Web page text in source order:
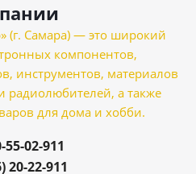
(г. Самара) — это широкий
компонентов,
инструментов, материалов
радиолюбителей, а также
для дома и хобби.
55-02-911
20-22-911